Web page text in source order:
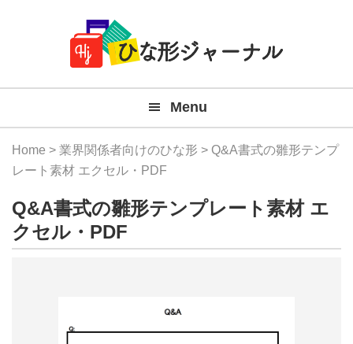
Navigation
料
テ
プ
ー
Menu
Home > 業界関係者向けのひな形 > Q&A書式の雛形テンプ
レート素材 エクセル・PDF
Q&A書式の雛形テンプレート素材 エ
クセル・PDF